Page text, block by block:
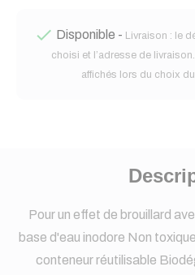
 Disponible - Livraison : le
choisi et l’adresse de
affichés lors du choix
Pour un effet de brouillard
base d'eau inodore Non
conteneur réutilisable